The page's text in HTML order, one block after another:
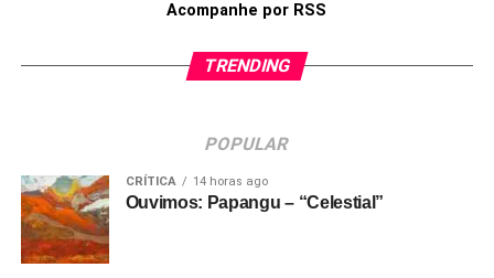
Acompanhe por RSS
TRENDING
POPULAR
CRÍTICA 14 horas ago
Ouvimos: Papangu – “Celestial”